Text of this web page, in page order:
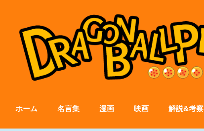
ホーム 名言集 漫画 映画 解説&考察